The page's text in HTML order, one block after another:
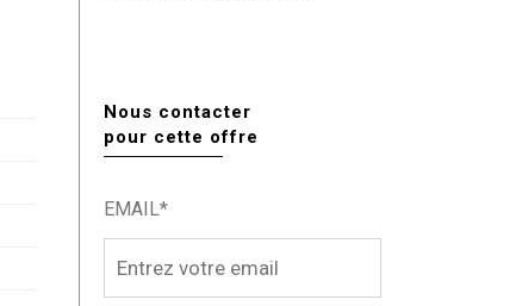
Nous contacter
pour cette offre
EMAIL*